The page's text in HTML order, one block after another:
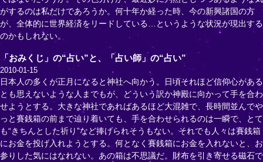
がするのは私だけであろうか。何十年か経った時、今の新興諸国の方
が、全体的に世界経済をリードしている…というような状況が現出する
のかもしれない。
「おみくじ」の“占い”と、「占い師」の“占い”
2010-01-15
日本人の多くが正月になると神社へ向かう。日頃それほど信仰心がある
とも思えないような人までもが、どういう訳か神殿に向かって手を合わ
せようとする。大きな神社であればあるほど大混雑で、長時間並んでや
っと賽銭箱の前まで辿り着いても、手を合わせられるのは一瞬で、とて
も“きちんとした祈り”など捧げられそうもない。それでも人々は賽銭箱
にお金を投げ入れようとする。何となく賽銭箱にお金を入れないと、お
参りした気にはなれない。あの箱は不思議だ。財布を引き寄せる磁石で